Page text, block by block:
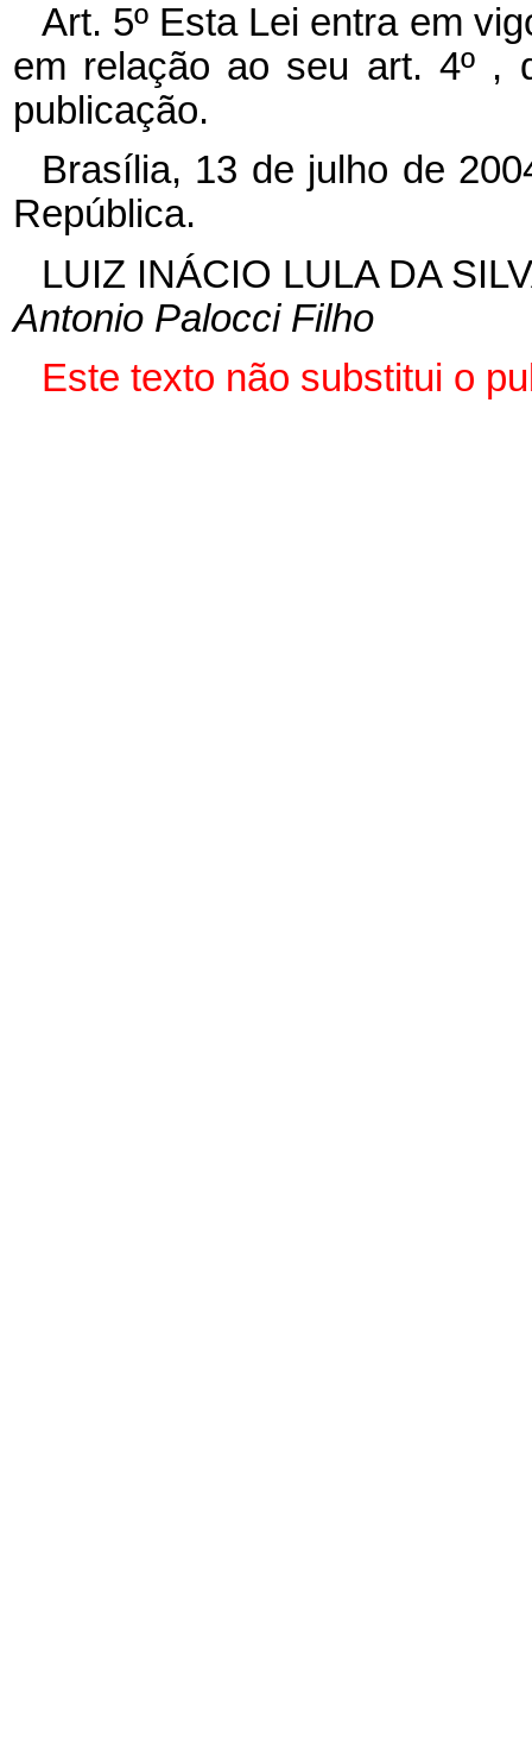
Art. 5º Esta Lei entra em
em relação ao seu art. 4º ,
publicação.
Brasília, 13 de julho de
República.
LUIZ INÁCIO LULA DA
Antonio Palocci Filho
Este texto não substitui o